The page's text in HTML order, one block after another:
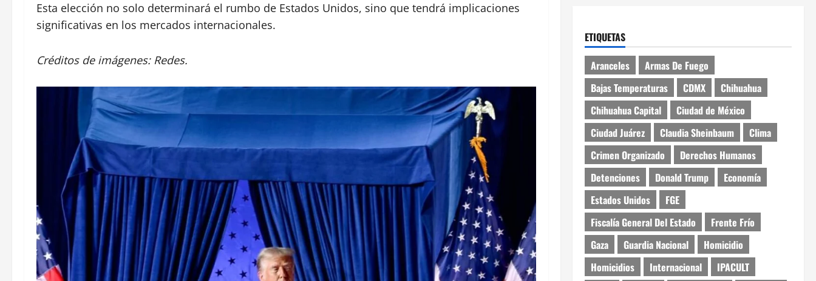
Esta elección no solo determinará el rumbo de Estados Unidos, sino que tendrá implicaciones
significativas en los mercados internacionales.
Créditos de imágenes: Redes.
ETIQUETAS
Aranceles
Armas De Fuego
Bajas Temperaturas
CDMX
Chihuahua
Chihuahua Capital
Ciudad de México
Ciudad Juárez
Claudia Sheinbaum
Clima
Crimen Organizado
Derechos Humanos
Detenciones
Donald Trump
Economía
Estados Unidos
FGE
Fiscalía General Del Estado
Frente Frío
Gaza
Guardia Nacional
Homicidio
Homicidios
Internacional
IPACULT